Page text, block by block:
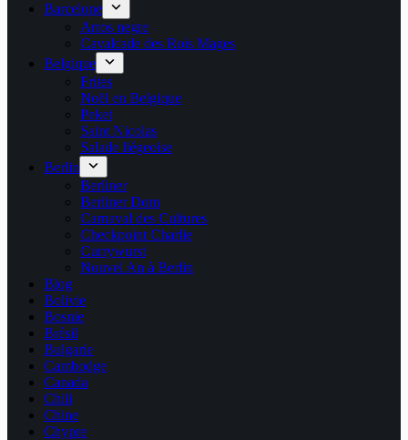
Barcelone
Arros negre
Cavalcade des Rois Mages
Belgique
Frites
Noël en Belgique
Peket
Saint Nicolas
Salade liégeoise
Berlin
Berliner
Berliner Dom
Carnaval des Cultures
Checkpoint Charlie
Currywurst
Nouvel An à Berlin
Blog
Bolivie
Bosnie
Brésil
Bulgarie
Cambodge
Canada
Chili
Chine
Chypre